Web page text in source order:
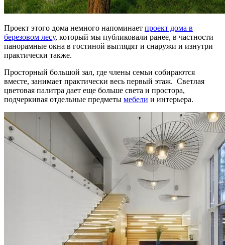
Проект этого дома немного напоминает проект дома в
березовом лесу, который мы публиковали ранее, в частности
панорамные окна в гостиной выглядят и снаружи и изнутри
практически также.
Просторный большой зал, где члены семьи собираются
вместе, занимает практически весь первый этаж. Светлая
цветовая палитра дает еще больше света и простора,
подчеркивая отдельные предметы мебели и интерьера.